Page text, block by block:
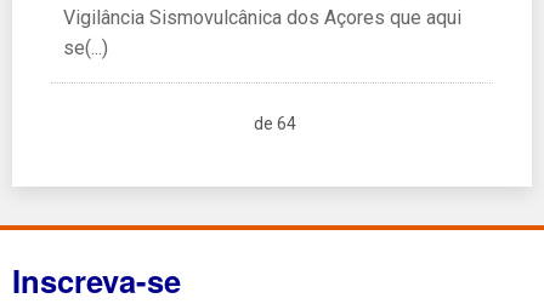
Vigilância Sismovulcânica dos Açores que aqui
se(...)
de 64
Inscreva-se